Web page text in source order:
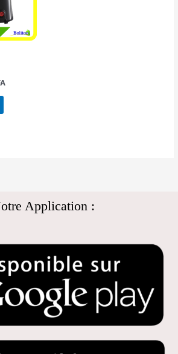
Application :